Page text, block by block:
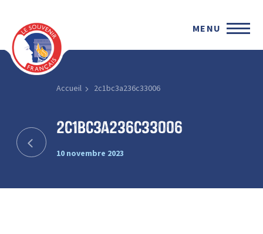
MENU
Accueil 2c1bc3a236c33006
2c1bc3a236c33006
10 novembre 2023